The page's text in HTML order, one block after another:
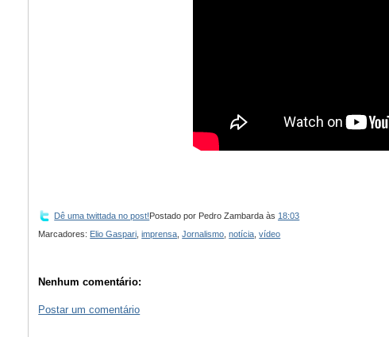
Dê uma twittada no post! Postado por Pedro Zambarda às 18:03
Marcadores: Elio Gaspari ,imprensa ,Jornalismo ,notícia ,vídeo
Nenhum comentário:
Postar um comentário